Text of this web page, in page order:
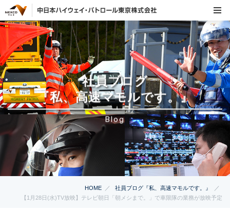
社員ブログ
『私、高速マモルです。』
Blog
HOME
社員ブログ『私、高速マモルです。』
【1月28日(水)TV放映】テレビ朝日「朝メシまで。」で車限隊の業務が放映予定